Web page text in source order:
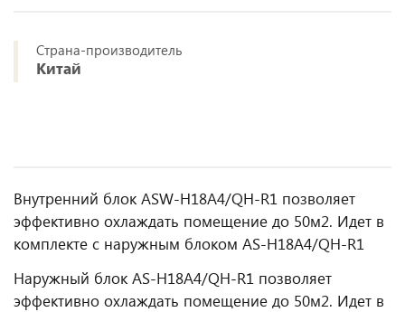
Страна-производитель
Китай
Внутренний блок ASW-H18A4/QH-R1 позволяет
эффективно охлаждать помещение до 50м2. Идет в
комплекте с наружным блоком AS-H18A4/QH-R1
Наружный блок AS-H18A4/QH-R1 позволяет
эффективно охлаждать помещение до 50м2. Идет в